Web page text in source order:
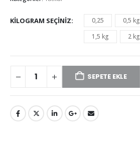
KILOGRAM SEÇINIZ 0,25 0,5 kg
1,5 kg
2 kg
SEPETE EKLE